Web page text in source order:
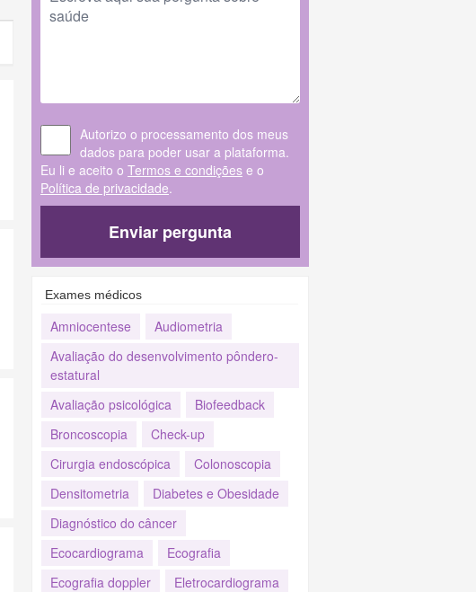
Autorizo o processamento dos meus
dados para poder usar a plataforma.
Eu li e aceito o Termos e condiçõese o
Política de privacidade.
Enviar pergunta
Exames médicos
Amniocentese
Audiometria
Avaliação do desenvolvimento pôndero-
estatural
Avaliação psicológica
Biofeedback
Broncoscopia
Check-up
Cirurgia endoscópica
Colonoscopia
Densitometria
Diabetes e Obesidade
Diagnóstico do câncer
Ecocardiograma
Ecografia
Ecografia doppler
Eletrocardiograma